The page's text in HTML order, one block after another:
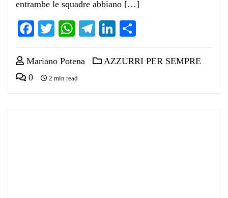
entrambe le squadre abbiano […]
Facebook
TwitterWhatsApp
Telegram
LinkedIn
Mariano Potena
AZZURRI PER SEMPRE
0
2 min read